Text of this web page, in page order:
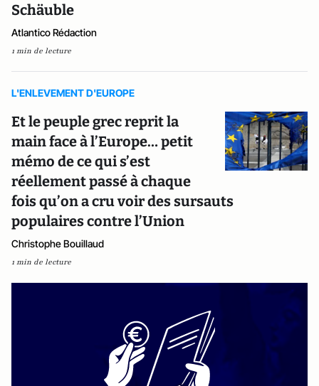
Schäuble
Atlantico Rédaction
1 min de lecture
L'ENLEVEMENT D'EUROPE
Et le peuple grec reprit la
main face à l’Europe… petit
mémo de ce qui s’est
réellement passé à chaque
fois qu’on a cru voir des sursauts
populaires contre l’Union
Christophe Bouillaud
1 min de lecture